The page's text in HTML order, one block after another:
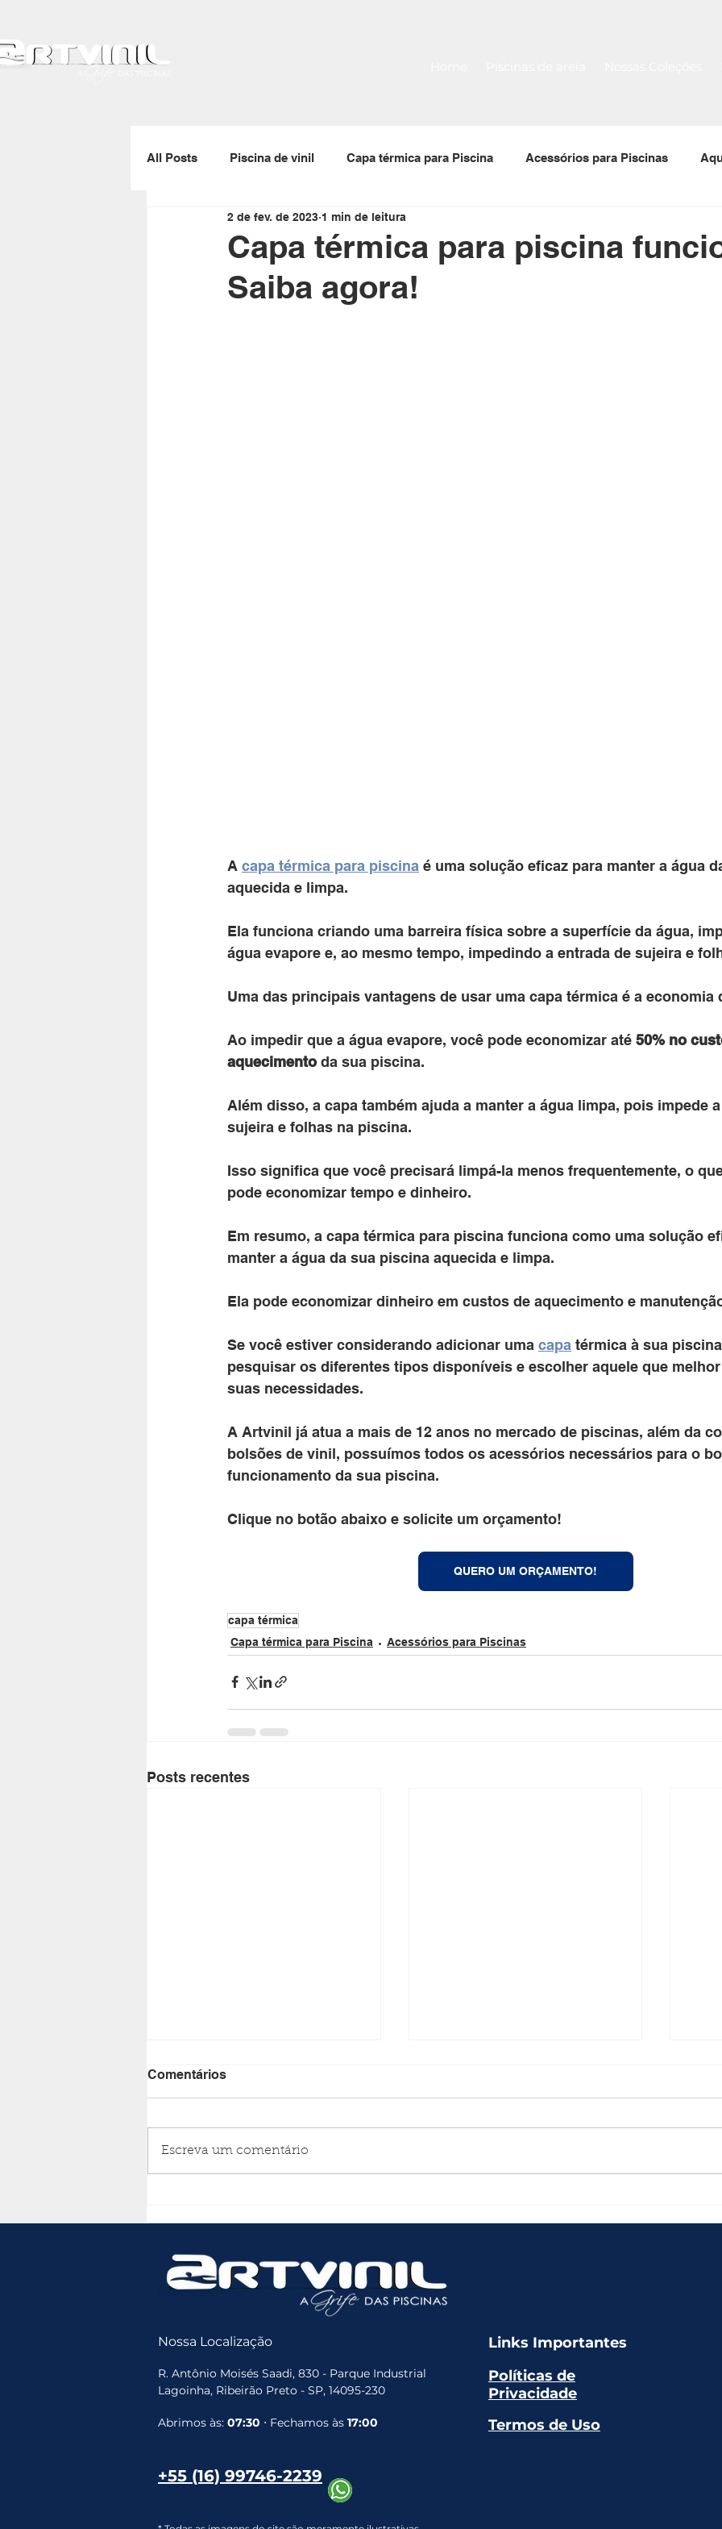
All Posts Piscina de vinil Capa térmica para Piscina Acessórios para Piscinas
Gerador de ozônio Skimmer para piscinas
Enrolador de capas térmicas Tela Armada
Capa térmica para piscina
Saiba agora!
2 de fev. de 2023 1 min de leitura
A capa térmica para piscina é uma solução eficaz para manter a água
aquecida e limpa.
Ela funciona criando uma barreira física sobre a superfície da água,
água evapore e, ao mesmo tempo, impedindo a entrada de sujeira e
Uma das principais vantagens de usar uma capa térmica é a economia
Ao impedir que a água evapore, você pode economizar até 50% no
aquecimento da sua piscina.
Além disso, a capa também ajuda a manter a água limpa, pois impede
sujeira e folhas na piscina.
Isso significa que você precisará limpá-la menos frequentemente, o
pode economizar tempo e dinheiro.
Em resumo, a capa térmica para piscina funciona como uma solução
manter a água da sua piscina aquecida e limpa.
Ela pode economizar dinheiro em custos de aquecimento e
Se você estiver considerando adicionar uma capa térmica à sua
pesquisar os diferentes tipos disponíveis e escolher aquele que
suas necessidades.
A Artvinil já atua a mais de 12 anos no mercado de piscinas, além da
bolsões de vinil, possuímos todos os acessórios necessários para o
funcionamento da sua piscina.
Clique no botão abaixo e solicite um orçamento!
QUERO UM ORÇAMENTO!
capa térmica
Capa térmica para Piscina
Acessórios para Piscinas
Posts recentes
Comentários
Escreva um comentário
Nossa Localização
R. Antônio Moisés Saadi, 830 - Parque Industrial
Lagoinha, Ribeirão Preto - SP, 14095-230
Abrimos às: 07:30 ⋅ Fechamos às 17:00
+55 (16) 99746-2239
Links Importantes
Políticas de
Privacidade
Termos de Uso